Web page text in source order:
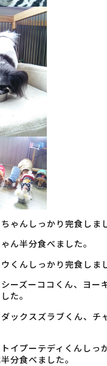
ゃんしっかり完食しま
ん半分食べました。
くんしっかり完食しま
ーズーココくん、ヨー
た。
ックスズラブくん、チ
イプーテディくんしっ
分食べました。